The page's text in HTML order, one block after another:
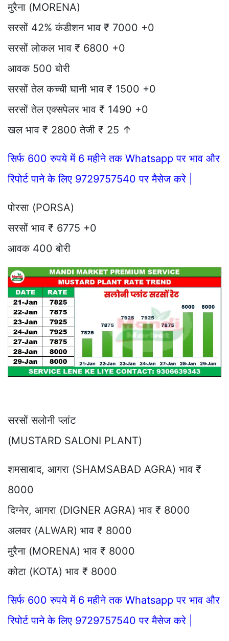
मुरैना (MORENA)
सरसों 42% कंडीशन भाव ₹ 7000 +0
सरसों लोकल भाव ₹ 6800 +0
आवक 500 बोरी
सरसों तेल कच्ची घानी भाव ₹ 1500 +0
सरसों तेल एक्सपेलर भाव ₹ 1490 +0
खल भाव ₹ 2800 तेजी ₹ 25 ↑
सिर्फ 600 रुपये में 6 महीने तक Whatsapp पर भाव और
रिपोर्ट पाने के लिए 9729757540 पर मैसेज करे |
पोरसा (PORSA)
सरसों भाव ₹ 6775 +0
आवक 400 बोरी
सरसों सलोनी प्लांट
(MUSTARD SALONI PLANT)
शमसाबाद, आगरा (SHAMSABAD AGRA) भाव ₹
8000
दिग्नेर, आगरा (DIGNER AGRA) भाव ₹ 8000
अलवर (ALWAR) भाव ₹ 8000
मुरैना (MORENA) भाव ₹ 8000
कोटा (KOTA) भाव ₹ 8000
सिर्फ 600 रुपये में 6 महीने तक Whatsapp पर भाव और
रिपोर्ट पाने के लिए 9729757540 पर मैसेज करे |